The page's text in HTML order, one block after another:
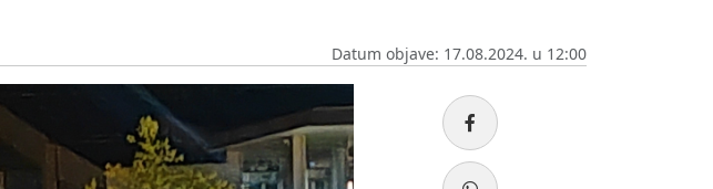
Datum objave: 17.08.2024. u 12:00